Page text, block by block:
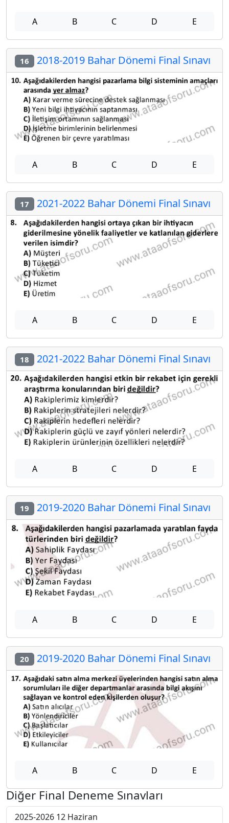
A B C D E
16 2018-2019 Bahar Dönemi Final Sınavı
A B C D E
17 2021-2022 Bahar Dönemi Final Sınavı
A B C D E
18 2021-2022 Bahar Dönemi Final Sınavı
A B C D E
19 2019-2020 Bahar Dönemi Final Sınavı
A B C D E
20 2019-2020 Bahar Dönemi Final Sınavı
A B C D E
Diğer Final Deneme Sınavları
2025-2026 12 Haziran